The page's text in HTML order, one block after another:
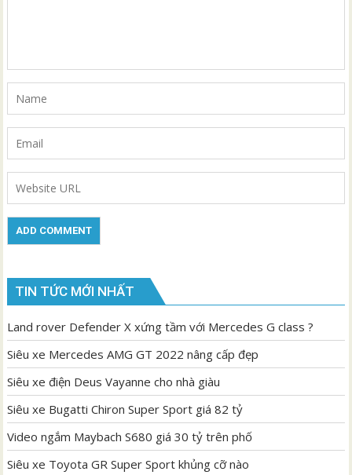
TIN TỨC MỚI NHẤT
Land rover Defender X xứng tầm với Mercedes G class ?
Siêu xe Mercedes AMG GT 2022 nâng cấp đẹp
Siêu xe điện Deus Vayanne cho nhà giàu
Siêu xe Bugatti Chiron Super Sport giá 82 tỷ
Video ngắm Maybach S680 giá 30 tỷ trên phố
Siêu xe Toyota GR Super Sport khủng cỡ nào